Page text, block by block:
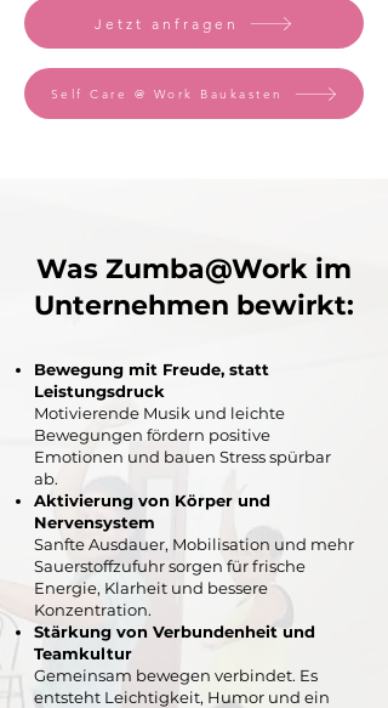
Jetzt anfragen
Self Care @ Work Baukasten
Was Zumba@Work im
Unternehmen bewirkt:
Bewegung mit Freude, statt
Leistungsdruck
Motivierende Musik und leichte
Bewegungen fördern positive
Emotionen und bauen Stress spürbar
ab.
Aktivierung von Körper und
Nervensystem
Sanfte Ausdauer, Mobilisation und mehr
Sauerstoffzufuhr sorgen für frische
Energie, Klarheit und bessere
Konzentration.
Stärkung von Verbundenheit und
Teamkultur
Gemeinsam bewegen verbindet. Es
entsteht Leichtigkeit, Humor und ein